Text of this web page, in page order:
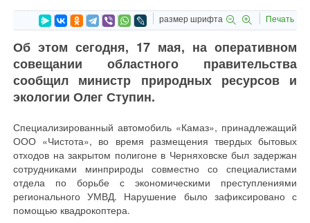
размер шрифта Печать
Об этом сегодня, 17 мая, на оперативном
совещании областного правительства
сообщил министр природных ресурсов и
экологии Олег Ступин.
Специализированный автомобиль «Камаз», принадлежащий
ООО «Чистота», во время размещения твердых бытовых
отходов на закрытом полигоне в Черняховске был задержан
сотрудниками минприроды совместно со специалистами
отдела по борьбе с экономическими преступлениями
регионального УМВД. Нарушение было зафиксировано с
помощью квадрокоптера.